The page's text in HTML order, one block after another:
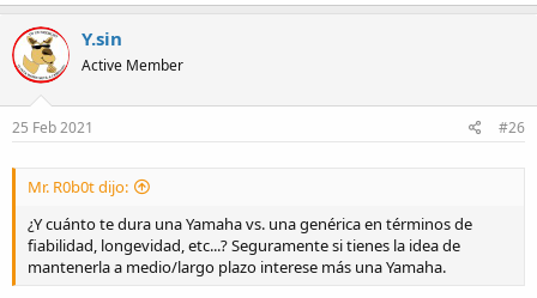
Y.sin
Active Member
25 Feb 2021 #26
Mr. R0b0t dijo:
¿Y cuánto te dura una Yamaha vs. una genérica en términos de
fiabilidad, longevidad, etc...? Seguramente si tienes la idea de
mantenerla a medio/largo plazo interese más una Yamaha.